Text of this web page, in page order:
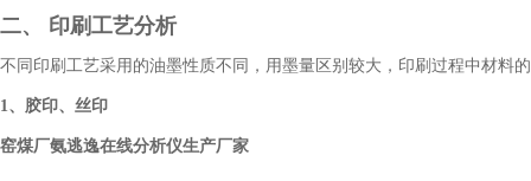
二、 印刷工艺分析
不同印刷工艺采用的油墨性质不同，用墨量区别较大，印刷过程中材料
1、胶印、丝印
窑煤厂氨逃逸在线分析仪生产厂家